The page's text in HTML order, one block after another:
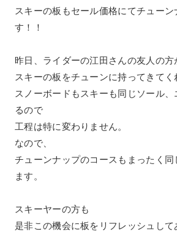
スキーの板もセール価格にてチュー
す！！
昨日、ライダーの江田さんの友人の方
スキーの板をチューンに持ってきてく
スノーボードもスキーも同じソール
るので
工程は特に変わりません。
なので、
チューンナップのコースもまったく同
ます。
スキーヤーの方も
是非この機会に板をリフレッシュして